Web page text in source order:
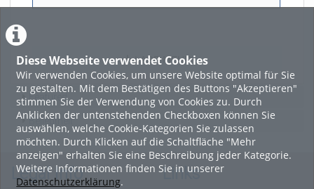
Diese Webseite verwendet Cookies
Wir verwenden Cookies, um unsere Website optimal für Sie
zu gestalten. Mit dem Bestätigen des Buttons "Akzeptieren"
stimmen Sie der Verwendung von Cookies zu. Durch
Anklicken der untenstehenden Checkboxen können Sie
auswählen, welche Cookie-Kategorien Sie zulassen
möchten. Durch Klicken auf die Schaltfläche "Mehr
anzeigen" erhalten Sie eine Beschreibung jeder Kategorie.
Weitere Informationen finden Sie in unserer
Datenschutzerklärung.
LADE MEHR
Featured
Beliebtheit
Legal Info Links